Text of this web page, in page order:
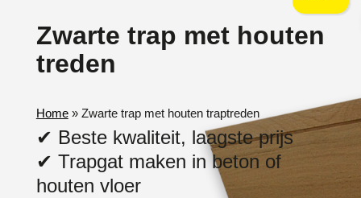
Zwarte trap met houten
treden
✔ Beste kwaliteit, laagste prijs
✔ Trapgat maken in beton of
houten vloer
Home» Zwarte trap met houten traptreden